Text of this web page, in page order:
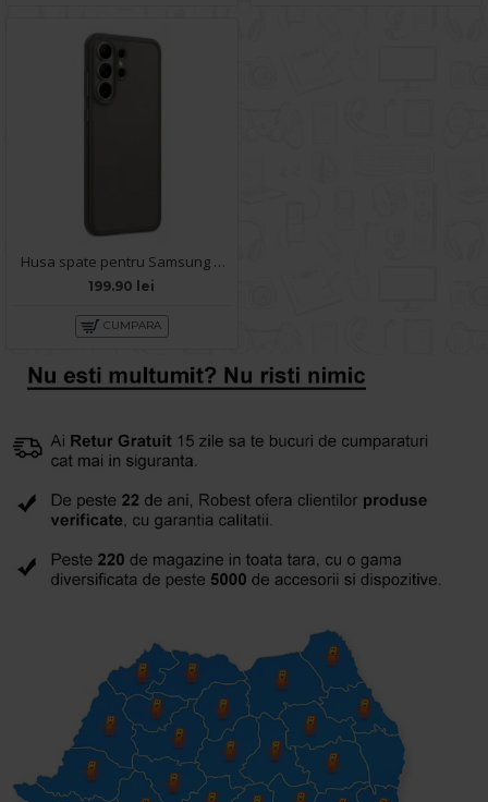
Husa spate pentru Samsung Galaxy S26 Ultra Keephone SkinPro - Gri
199.90 lei
CUMPARA